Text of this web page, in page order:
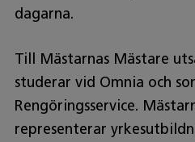
dagarna.
Till Mästarnas Mästare
studerar vid Omnia och
Rengöringsservice.
representerar